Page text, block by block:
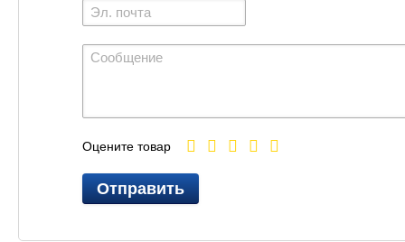
Оцените товар
Отправить